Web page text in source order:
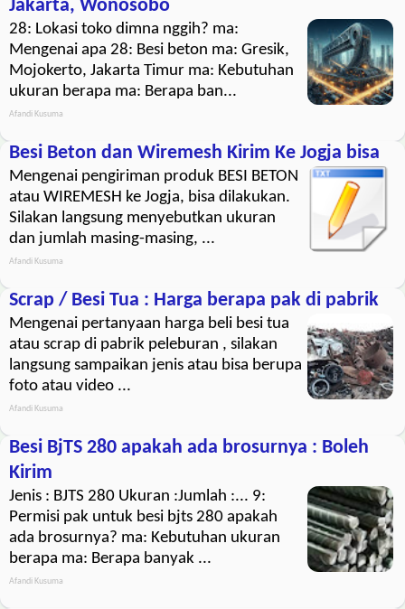
Jakarta, Wonosobo
28: Lokasi toko dimna nggih? ma:
Mengenai apa 28: Besi beton ma: Gresik,
Mojokerto, Jakarta Timur ma: Kebutuhan
ukuran berapa ma: Berapa ban...
Afandi Kusuma
Besi Beton dan Wiremesh Kirim Ke Jogja bisa
Mengenai pengiriman produk BESI BETON
atau WIREMESH ke Jogja, bisa dilakukan.
Silakan langsung menyebutkan ukuran
dan jumlah masing-masing, ...
Afandi Kusuma
Scrap / Besi Tua : Harga berapa pak di pabrik
Mengenai pertanyaan harga beli besi tua
atau scrap di pabrik peleburan , silakan
langsung sampaikan jenis atau bisa berupa
foto atau video ...
Afandi Kusuma
Besi BjTS 280 apakah ada brosurnya : Boleh
Kirim
Jenis : BJTS 280 Ukuran :Jumlah :... 9:
Permisi pak untuk besi bjts 280 apakah
ada brosurnya? ma: Kebutuhan ukuran
berapa ma: Berapa banyak ...
Afandi Kusuma